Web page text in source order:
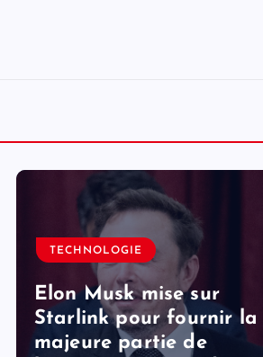
TECHNOLOGIE
Elon Musk mise sur
Starlink pour fournir la
majeure partie de